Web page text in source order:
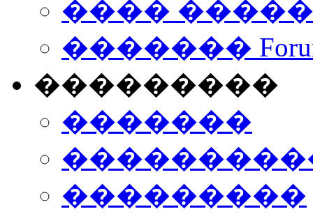
����
�������
���������
�������
���������